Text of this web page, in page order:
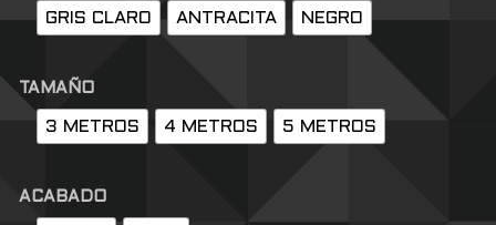
GRIS CLARO ANTRACITA NEGRO
TAMAÑO
3 METROS 4 METROS 5 METROS
ACABADO